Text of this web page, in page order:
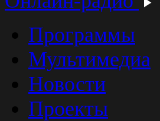
Программы
Мультимедиа
Новости
Проекты